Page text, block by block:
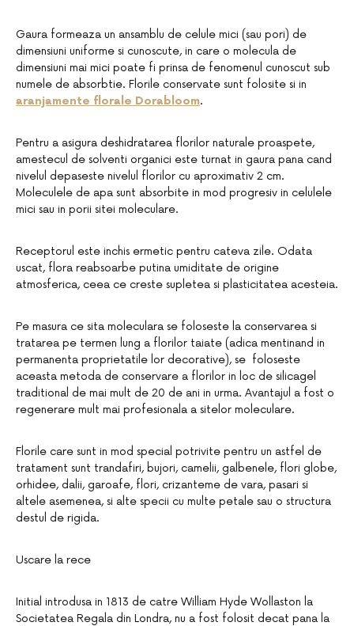
Gaura formeaza un ansamblu de celule mici (sau pori) de
dimensiuni uniforme si cunoscute, in care o molecula de
dimensiuni mai mici poate fi prinsa de fenomenul cunoscut sub
numele de absorbtie. Florile conservate sunt folosite si in
aranjamente florale Dorabloom.
Pentru a asigura deshidratarea florilor naturale proaspete,
amestecul de solventi organici este turnat in gaura pana cand
nivelul depaseste nivelul florilor cu aproximativ 2 cm.
Moleculele de apa sunt absorbite in mod progresiv in celulele
mici sau in porii sitei moleculare.
Receptorul este inchis ermetic pentru cateva zile. Odata
uscat, flora reabsoarbe putina umiditate de origine
atmosferica, ceea ce creste supletea si plasticitatea acesteia.
Pe masura ce sita moleculara se foloseste la conservarea si
tratarea pe termen lung a florilor taiate (adica mentinand in
permanenta proprietatile lor decorative), se foloseste
aceasta metoda de conservare a florilor in loc de silicagel
traditional de mai mult de 20 de ani in urma. Avantajul a fost o
regenerare mult mai profesionala a sitelor moleculare.
Florile care sunt in mod special potrivite pentru un astfel de
tratament sunt trandafiri, bujori, camelii, galbenele, flori globe,
orhidee, dalii, garoafe, flori, crizanteme de vara, pasari si
altele asemenea, si alte specii cu multe petale sau o structura
destul de rigida.
Uscare la rece
Initial introdusa in 1813 de catre William Hyde Wollaston la
Societatea Regala din Londra, nu a fost folosit decat pana la